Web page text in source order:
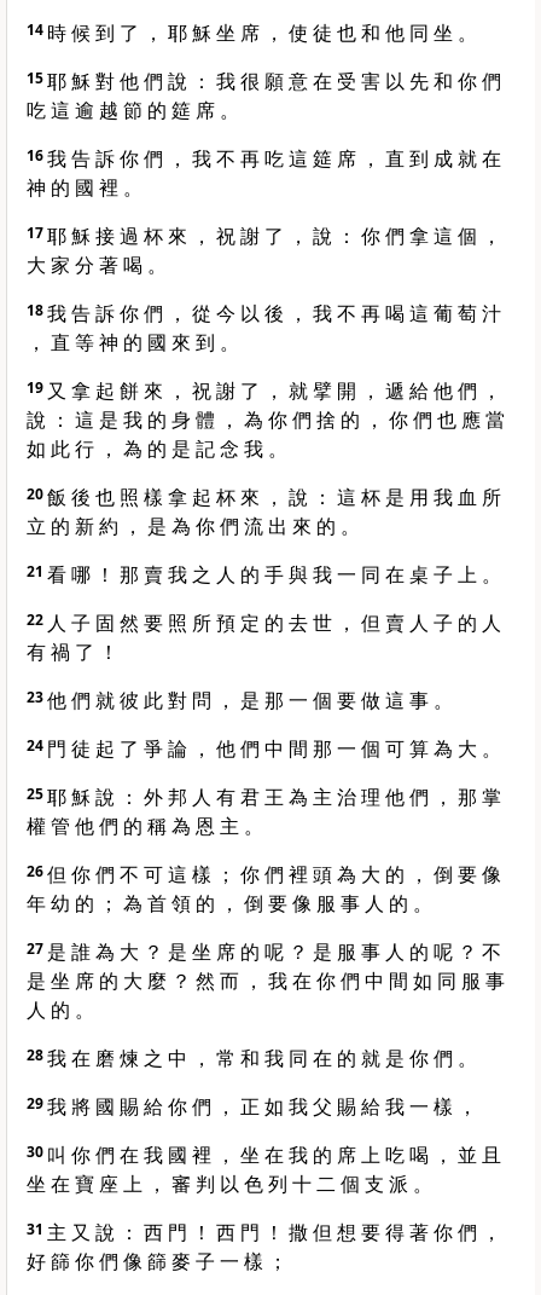
14 時 候 到 了 ， 耶 穌 坐 席 ， 使 徒 也 和 他 同 坐 。
15耶 穌 對 他 們 說 ： 我 很 願 意 在 受 害 以 先 和 你 們
吃 這 逾 越 節 的 筵 席 。
16我 告 訴 你 們 ， 我 不 再 吃 這 筵 席 ， 直 到 成 就 在
神 的 國 裡 。
17耶 穌 接 過 杯 來 ， 祝 謝 了 ， 說 ： 你 們 拿 這 個 ，
大 家 分 著 喝 。
18我 告 訴 你 們 ， 從 今 以 後 ， 我 不 再 喝 這 葡 萄 汁
， 直 等 神 的 國 來 到 。
19 又 拿 起 餅 來 ， 祝 謝 了 ， 就 擘 開 ， 遞 給 他 們 ，
說 ： 這 是 我 的 身 體 ， 為 你 們 捨 的 ， 你 們 也 應 當
如 此 行 ， 為 的 是 記 念 我 。
20飯 後 也 照 樣 拿 起 杯 來 ， 說 ： 這 杯 是 用 我 血 所
立 的 新 約 ， 是 為 你 們 流 出 來 的 。
21 看 哪 ！ 那 賣 我 之 人 的 手 與 我 一 同 在 桌 子 上 。
22 人 子 固 然 要 照 所 預 定 的 去 世 ， 但 賣 人 子 的 人
有 禍 了 ！
23他 們 就 彼 此 對 問 ， 是 那 一 個 要 做 這 事 。
24 門 徒 起 了 爭 論 ， 他 們 中 間 那 一 個 可 算 為 大 。
25耶 穌 說 ： 外 邦 人 有 君 王 為 主 治 理 他 們 ， 那 掌
權 管 他 們 的 稱 為 恩 主 。
26但 你 們 不 可 這 樣 ； 你 們 裡 頭 為 大 的 ， 倒 要 像
年 幼 的 ； 為 首 領 的 ， 倒 要 像 服 事 人 的 。
27 是 誰 為 大 ？ 是 坐 席 的 呢 ？ 是 服 事 人 的 呢 ？ 不
是 坐 席 的 大 麼 ？ 然 而 ， 我 在 你 們 中 間 如 同 服 事
人 的 。
28我 在 磨 煉 之 中 ， 常 和 我 同 在 的 就 是 你 們 。
29我 將 國 賜 給 你 們 ， 正 如 我 父 賜 給 我 一 樣 ，
30 叫 你 們 在 我 國 裡 ， 坐 在 我 的 席 上 吃 喝 ， 並 且
坐 在 寶 座 上 ， 審 判 以 色 列 十 二 個 支 派 。
31 主 又 說 ： 西 門 ！ 西 門 ！ 撒 但 想 要 得 著 你 們 ，
好 篩 你 們 像 篩 麥 子 一 樣 ；